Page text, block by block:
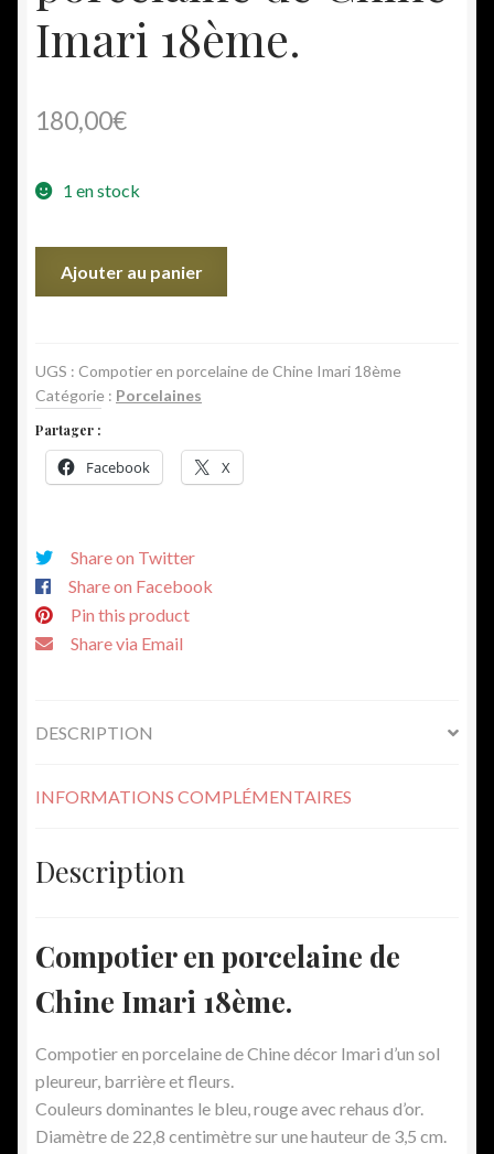
Imari 18ème.
180,00€
1 en stock
porcelaine
de
Chine
Imari
18ème.
Ajouter au panier
UGS : Compotier en porcelaine de Chine Imari 18ème
Catégorie : Porcelaines
Partager :
Facebook X
Share on Twitter
Share on Facebook
Pin this product
Share via Email
DESCRIPTION
INFORMATIONS COMPLÉMENTAIRES
Description
Compotier en porcelaine de
Chine Imari 18ème.
Compotier en porcelaine de Chine décor Imari d’un sol
pleureur, barrière et fleurs.
Couleurs dominantes le bleu, rouge avec rehaus d’or.
Diamètre de 22,8 centimètre sur une hauteur de 3,5 cm.